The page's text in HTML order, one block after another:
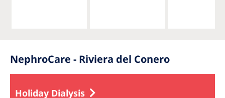
NephroCare - Riviera del Conero
Holiday Dialysis